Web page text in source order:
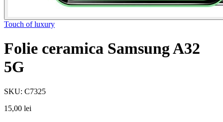
Touch of luxury
Folie ceramica Samsung A32
5G
SKU: C7325
15,00 lei